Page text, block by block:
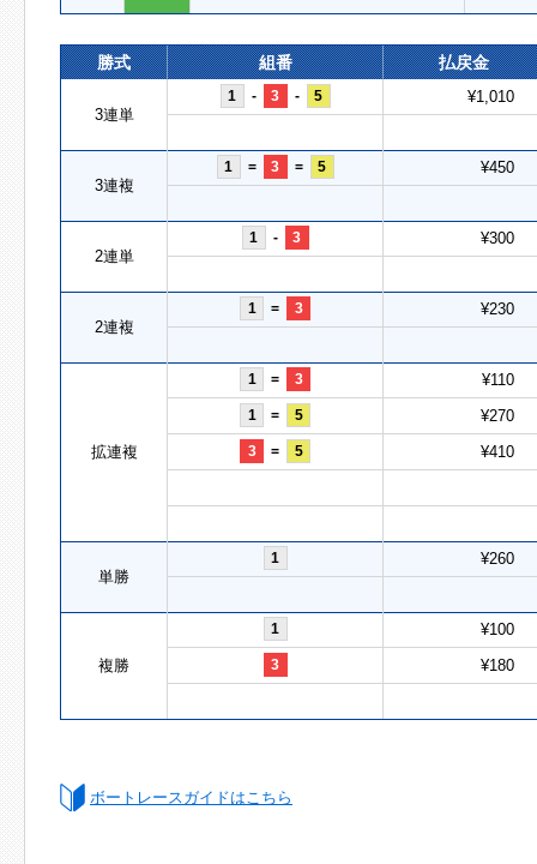
勝式 組番 払戻金
3連単
1 - 3 - 5 ¥1,010
3連複
1 = 3 = 5 ¥450
2連単
1 - 3 ¥300
2連複
1 = 3 ¥230
拡連複
1 = 3 ¥110
1 = 5 ¥270
3 = 5 ¥410
単勝
1 ¥260
複勝
1 ¥100
3 ¥180
ボートレースガイドはこちら